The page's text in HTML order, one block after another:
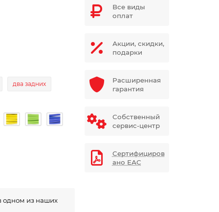
два задних
одном из наших
Все виды
оплат
Акции, скидки,
подарки
Расширенная
гарантия
Собственный
сервис-центр
Сертифициров
ано ЕАС